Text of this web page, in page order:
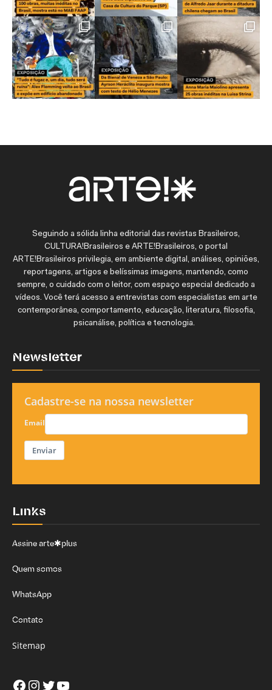
Seguindo a sólida linha editorial das revistas Brasileiros,
CULTURA!Brasileiros e ARTE!Brasileiros, o portal
ARTE!Brasileiros privilegia, em ambiente digital, análises, opiniões,
reportagens, artigos e belíssimas imagens, mantendo, como
sempre, o cuidado com o leitor, com espaço especial dedicado a
vídeos. Você terá acesso a entrevistas com especialistas em arte
contemporânea, comportamento, educação, literatura, filosofia,
psicanálise, política e tecnologia.
Newsletter
Cadastre-se na nossa newsletter
Email
Enviar
Links
Assine arte✱plus
Quem somos
WhatsApp
Contato
Sitemap
Facebook
Instagram
Twitter
Youtube